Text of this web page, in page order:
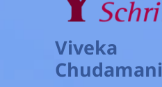
Viveka
Chudamani